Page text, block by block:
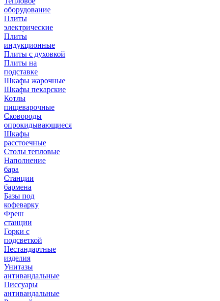
оборудование
Плиты
электрические
Плиты
индукционные
Плиты с духовкой
Плиты на
подставке
Шкафы жарочные
Шкафы пекарские
Котлы
пищеварочные
Сковороды
опрокидывающиеся
Шкафы
расстоечные
Столы тепловые
Наполнение
бара
Станции
бармена
Базы под
кофеварку
Фреш
станции
Горки с
подсветкой
Нестандартные
изделия
Унитазы
антивандальные
Писсуары
антивандальные